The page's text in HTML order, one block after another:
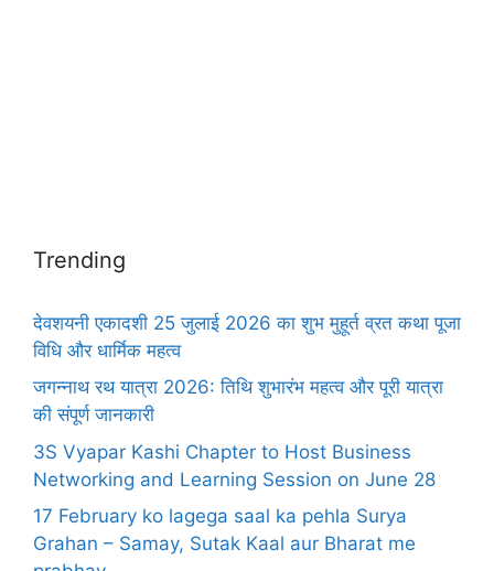
Trending
देवशयनी एकादशी 25 जुलाई 2026 का शुभ मुहूर्त व्रत कथा पूजा
विधि और धार्मिक महत्व
जगन्नाथ रथ यात्रा 2026: तिथि शुभारंभ महत्व और पूरी यात्रा
की संपूर्ण जानकारी
3S Vyapar Kashi Chapter to Host Business
Networking and Learning Session on June 28
17 February ko lagega saal ka pehla Surya
Grahan – Samay, Sutak Kaal aur Bharat me